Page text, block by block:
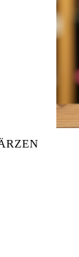
- MÄRZEN MENGE